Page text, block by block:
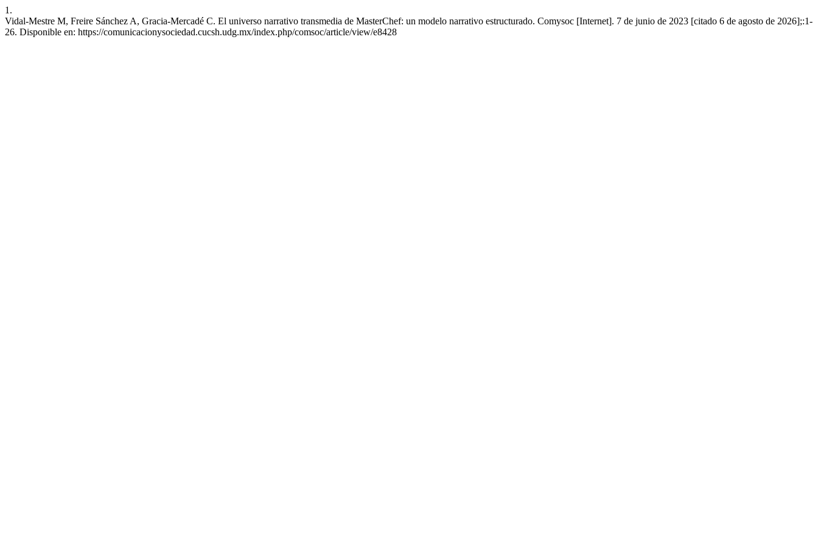
1.
Vidal-Mestre M, Freire Sánchez A, Gracia-Mercadé C. El universo narrativo transmedia de MasterChef: un modelo narrativo estructurado. Comysoc [Internet]. 7 de junio de 2023 [citado 6 de agosto de 2026];:1-
26. Disponible en: https://comunicacionysociedad.cucsh.udg.mx/index.php/comsoc/article/view/e8428